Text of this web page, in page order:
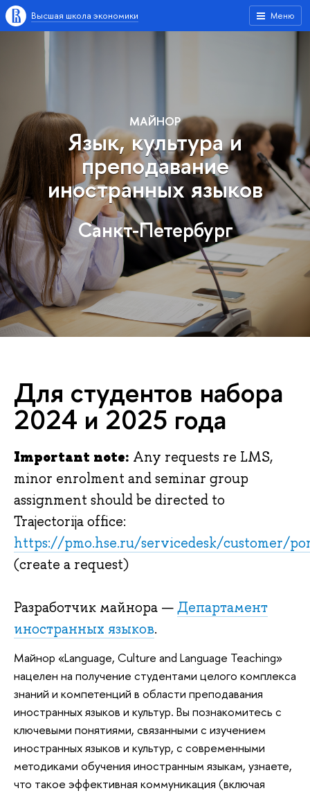
Меню
Высшая школа экономики
МАЙНОР
Язык, культура и
преподавание
иностранных языков
Санкт-Петербург
Для студентов набора
2024 и 2025 года
Important note: Any requests re LMS,
minor enrolment and seminar group
assignment should be directed to
Trajectorija office:
https://pmo.hse.ru/servicedesk/customer/
(create a request)
Разработчик майнора —Департамент
иностранных языков.
Майнор «Language, Culture and Language Teaching»
нацелен на получение студентами целого комплекса
знаний и компетенций в области преподавания
иностранных языков и культур. Вы познакомитесь с
ключевыми понятиями, связанными с изучением
иностранных языков и культур, с современными
методиками обучения иностранным языкам, узнаете,
что такое эффективная коммуникация (включая